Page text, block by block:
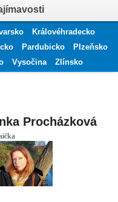
Královéhradecko
Pardubicko
Plzeňsko
Vysočina Zlínsko
Procházková